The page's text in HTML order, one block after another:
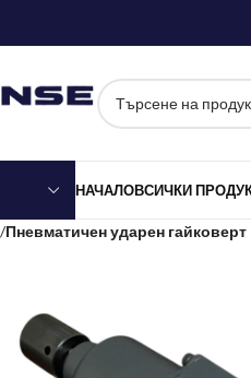
НАЧАЛОВСИЧКИ
Пневматичен ударен